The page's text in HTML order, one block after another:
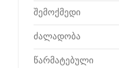
შემოქმედი
ძალადობა
წარმატებული